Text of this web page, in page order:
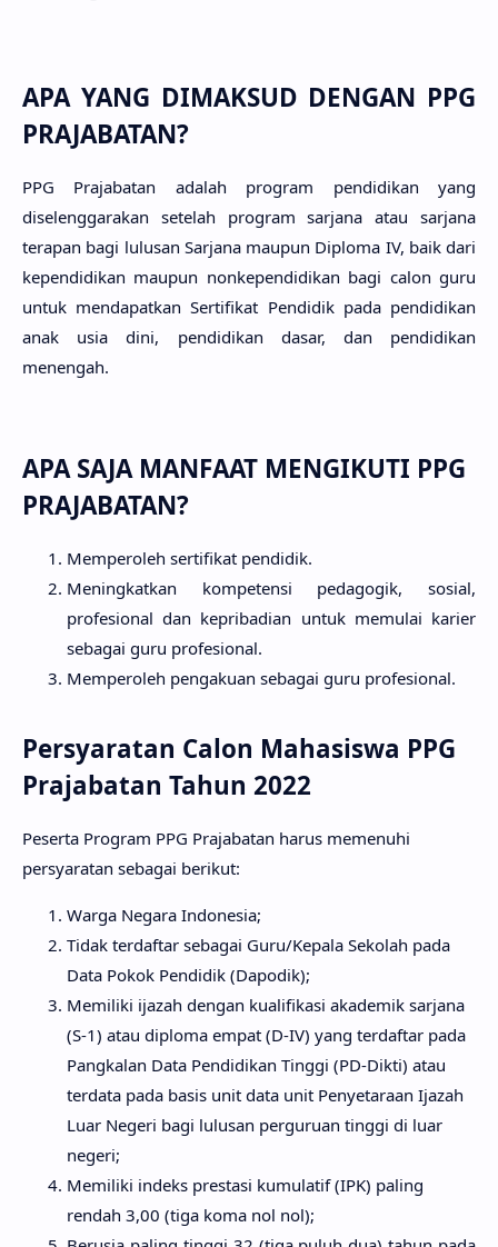
APA YANG DIMAKSUD DENGAN PPG
PRAJABATAN?
PPG Prajabatan adalah program pendidikan yang
diselenggarakan setelah program sarjana atau sarjana
terapan bagi lulusan Sarjana maupun Diploma IV, baik dari
kependidikan maupun nonkependidikan bagi calon guru
untuk mendapatkan Sertifikat Pendidik pada pendidikan
anak usia dini, pendidikan dasar, dan pendidikan
menengah.
APA SAJA MANFAAT MENGIKUTI PPG
PRAJABATAN?
Memperoleh sertifikat pendidik.
Meningkatkan kompetensi pedagogik, sosial,
profesional dan kepribadian untuk memulai karier
sebagai guru profesional.
Memperoleh pengakuan sebagai guru profesional.
Persyaratan Calon Mahasiswa PPG
Prajabatan Tahun 2022
Peserta Program PPG Prajabatan harus memenuhi
persyaratan sebagai berikut:
Warga Negara Indonesia;
Tidak terdaftar sebagai Guru/Kepala Sekolah pada
Data Pokok Pendidik (Dapodik);
Memiliki ijazah dengan kualifikasi akademik sarjana
(S-1) atau diploma empat (D-IV) yang terdaftar pada
Pangkalan Data Pendidikan Tinggi (PD-Dikti) atau
terdata pada basis unit data unit Penyetaraan Ijazah
Luar Negeri bagi lulusan perguruan tinggi di luar
negeri;
Memiliki indeks prestasi kumulatif (IPK) paling
rendah 3,00 (tiga koma nol nol);